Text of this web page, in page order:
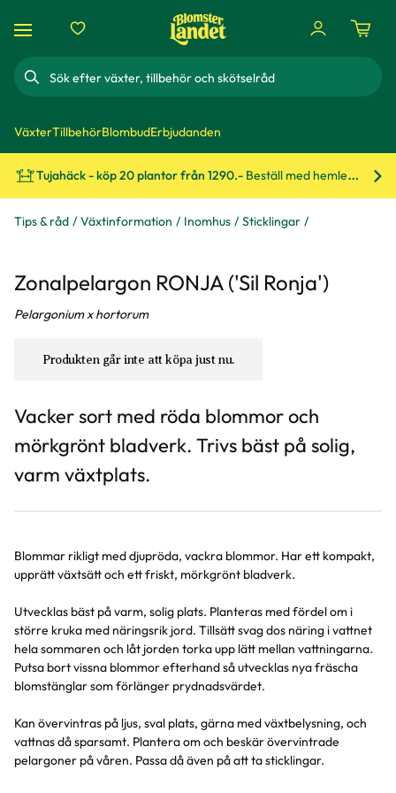
Sök
VäxterTillbehörBlombudErbjudanden
Tujahäck - köp 20 plantor från 1290.- Beställ med hemleverans!
Tips & råd Växtinformation Inomhus Sticklingar
Zonalpelargon RONJA ('Sil Ronja')
Pelargonium x hortorum
Produkten går inte att köpa just nu.
Vacker sort med röda blommor och
mörkgrönt bladverk. Trivs bäst på solig,
varm växtplats.
Blommar rikligt med djupröda, vackra blommor. Har ett kompakt,
upprätt växtsätt och ett friskt, mörkgrönt bladverk.
Utvecklas bäst på varm, solig plats. Planteras med fördel om i
större kruka med näringsrik jord. Tillsätt svag dos näring i vattnet
hela sommaren och låt jorden torka upp lätt mellan vattningarna.
Putsa bort vissna blommor efterhand så utvecklas nya fräscha
blomstänglar som förlänger prydnadsvärdet.
Kan övervintras på ljus, sval plats, gärna med växtbelysning, och
vattnas då sparsamt. Plantera om och beskär övervintrade
pelargoner på våren. Passa då även på att ta sticklingar.